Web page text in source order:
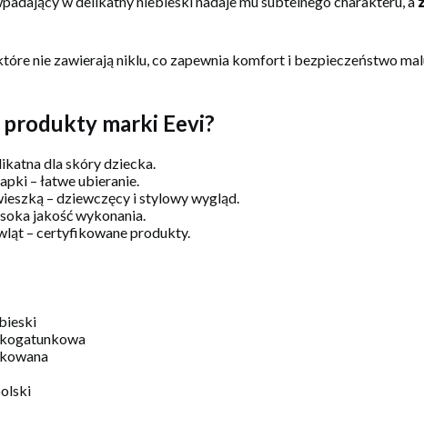
nie zawierają niklu, co zapewnia komfort i bezpieczeństwo
marki Eevi?
dla skóry dziecka.
– łatwe ubieranie.
– dziewczęcy i stylowy wygląd.
jakość wykonania.
– certyfikowane produkty.